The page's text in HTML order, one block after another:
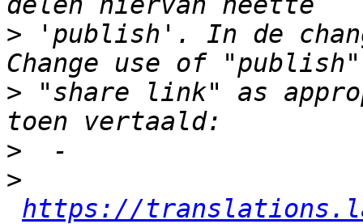
> 'publish'. In de
> "share link" as
>
>
https://